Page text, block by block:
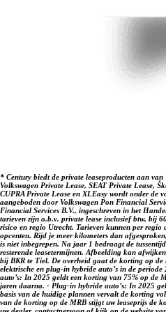
Disclaimer: LET OP: Getoonde
van de daadwerkelijke
rechten aan worden ontleend.
naar specificaties van deze auto.
* Century biedt de private leaseproducten aan
Volkswagen Private Lease, SEAT Private Lease,
CUPRA Private Lease en XLEasy wordt onder de
aangeboden door Volkswagen Pon Financial
Financial Services B.V., ingeschreven in het
tarieven zijn o.b.v. private lease inclusief btw, bij
risico en regio Utrecht. Tarieven kunnen per
opcenten. Rijd je meer kilometers dan
is niet inbegrepen. Na jaar 1 bedraagt de
resterende leasetermijnen. Afbeelding kan
bij BKR te Tiel. De overheid gaat de korting op
elektrische en plug-in hybride auto’s in de
auto’s: In 2025 geldt een korting van 75% op de
jaren daarna. - Plug-in hybride auto’s: In 2025
basis van de huidige plannen vervalt de korting
van de korting op de MRB stijgt uw leaseprijs de